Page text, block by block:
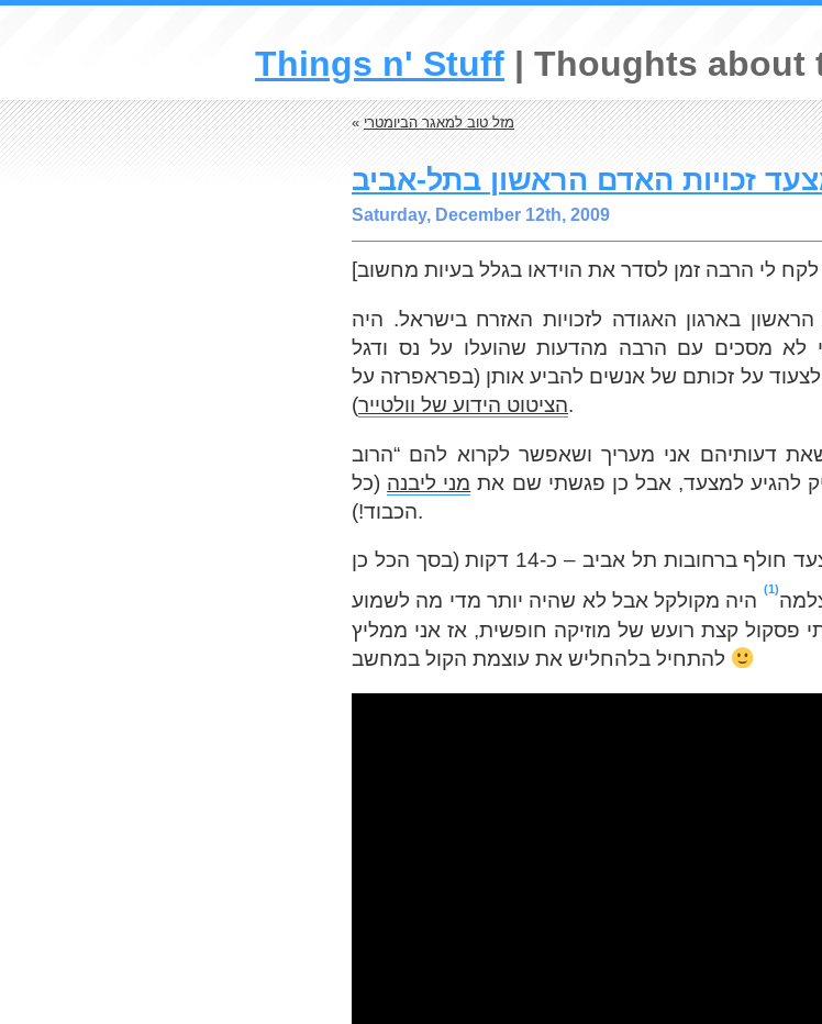
Things n' Stuff Thoughts about
«מזל טוב למאגר הביומטרי
זכויות האדם הראשון בתל-אביב
Saturday, December 12th, 2009
בארגון האגודה לזכויות האזרח בישראל. היה
לא מסכים עם הרבה מהדעות שהועלו על נס ודגל
על זכותם של אנשים להביע אותן (בפראפרזה על
הציטוט הידוע של וולטייר).
דעותיהם אני מעריך ושאפשר לקרוא להם “הרוב
להגיע למצעד, אבל כן פגשתי שם את מני ליבנה (כל
הכבוד!).
בכל מקרה, הינה וידאו קצר של המצעד חולף ברחובות תל אביב – כ-14 דקות (בסך הכל כן
1
היה מקולקל אבל לא שהיה יותר מדי מה לשמוע
קצת רועש של מוזיקה חופשית, אז אני ממליץ